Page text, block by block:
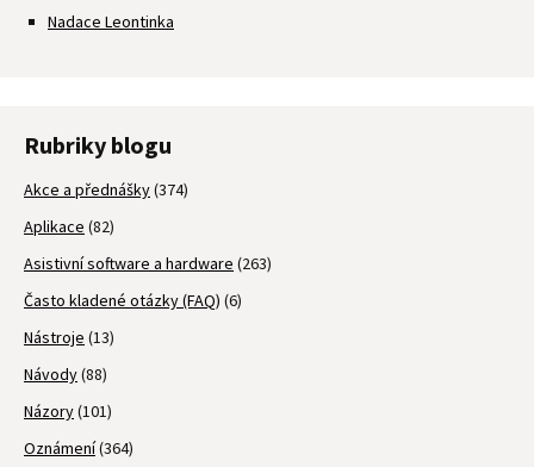
Nadace Leontinka
Rubriky blogu
Akce a přednášky(374)
Aplikace (82)
Asistivní software a hardware (263)
Často kladené otázky (FAQ) (6)
Nástroje (13)
Návody(88)
Názory(101)
Oznámení(364)